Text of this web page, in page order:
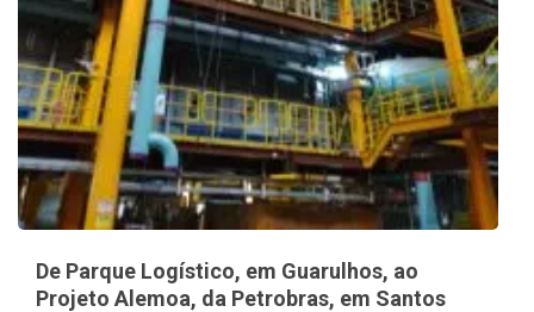
De Parque Logístico, em Guarulhos, ao
Projeto Alemoa, da Petrobras, em Santos